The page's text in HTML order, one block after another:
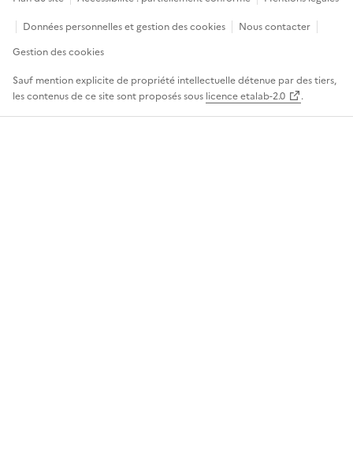
Données personnelles et gestion des cookies
Nous contacter
Gestion des cookies
Sauf mention explicite de propriété intellectuelle détenue par des tiers,
les contenus de ce site sont proposés sous licence etalab-2.0 .